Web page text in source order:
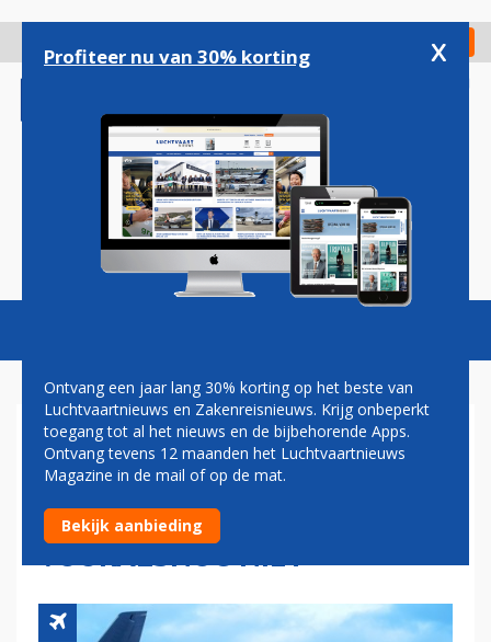
gaan
Check in
Magazine Podcasts Vacatures
AIR FRANCE GAAT VERRE
VLUCHTEN AANBIEDEN
VANUIT SCANDINAVIË, KLM
VOORALSNOG NIET
Profiteer nu van 30% korting x
Ontvang een jaar lang 30% korting op het beste van
Luchtvaartnieuws en Zakenreisnieuws. Krijg onbeperkt
toegang tot al het nieuws en de bijbehorende Apps.
Ontvang tevens 12 maanden het Luchtvaartnieuws
Magazine in de mail of op de mat.
Bekijk aanbieding